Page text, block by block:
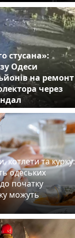
стусана»:
Одеси
на ремонт
через
котлети та курку:
одеських
початку
можуть